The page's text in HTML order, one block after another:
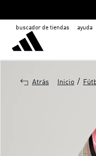
buscador de tiendas ayuda
Atrás Inicio /